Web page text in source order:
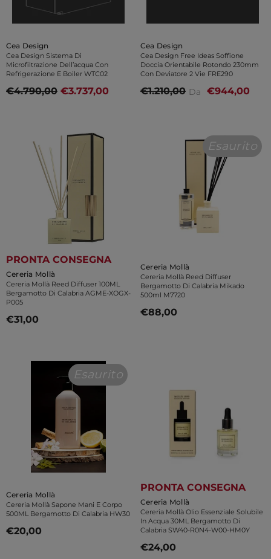
Venditore:
Cea Design
Cea Design Sistema Di
Microfiltrazione Dell’acqua Con
Refrigerazione E Boiler WTC02
€4.790,00 €3.737,00
Venditore:
Cea Design
Cea Design Free Ideas Soffione
Doccia Orientabile Rotondo 230mm
Con Deviatore 2 Vie FRE290
€1.210,00 Da €944,00
PRONTA CONSEGNA
Venditore:
Cereria Mollà
Cereria Mollà Reed Diffuser 100ML
Bergamotto Di Calabria AGME-XOGX-
P005
€31,00
Esaurito
Venditore:
Cereria Mollà
Cereria Mollà Reed Diffuser
Bergamotto Di Calabria Mikado
500ml M7720
€88,00
Esaurito
Venditore:
Cereria Mollà
Cereria Mollà Sapone Mani E Corpo
500ML Bergamotto Di Calabria HW30
€20,00
PRONTA CONSEGNA
Venditore:
Cereria Mollà
Cereria Mollà Olio Essenziale Solubile
In Acqua 30ML Bergamotto Di
Calabria SW40-R0N4-W00-HM0Y
€24,00